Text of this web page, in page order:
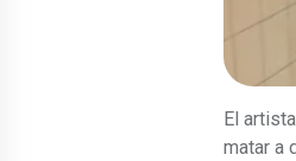
El
matar a